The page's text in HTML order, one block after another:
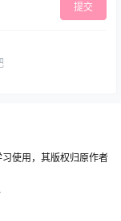
提交
使用，其版权归原作者